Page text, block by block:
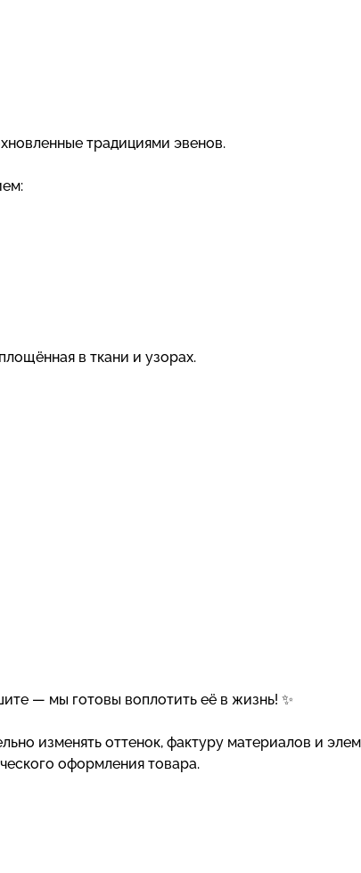
традициями эвенов.
в ткани и узорах.
— мы готовы воплотить её в жизнь! ✨
изменять оттенок, фактуру материалов и
оформления товара.